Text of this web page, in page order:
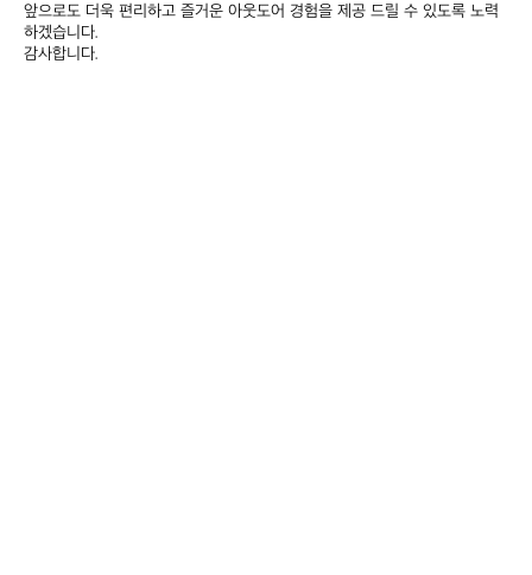
앞으로도 더욱 편리하고 즐거운 아웃도어 경험을 제공 드릴 수 있도록 노력
하겠습니다.
감사합니다.